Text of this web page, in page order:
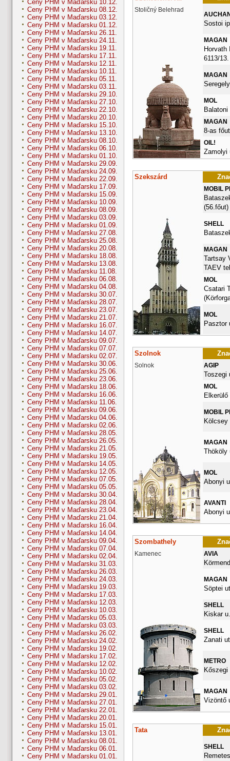
Ceny PHM v Maďarsku 10.12.
Ceny PHM v Maďarsku 08.12.
Ceny PHM v Maďarsku 03.12.
Ceny PHM v Maďarsku 01.12.
Ceny PHM v Maďarsku 26.11.
Ceny PHM v Maďarsku 24.11.
Ceny PHM v Maďarsku 19.11.
Ceny PHM v Maďarsku 17.11.
Ceny PHM v Maďarsku 12.11.
Ceny PHM v Maďarsku 10.11.
Ceny PHM v Maďarsku 05.11.
Ceny PHM v Maďarsku 03.11.
Ceny PHM v Maďarsku 29.10.
Ceny PHM v Maďarsku 27.10.
Ceny PHM v Maďarsku 22.10.
Ceny PHM v Maďarsku 20.10.
Ceny PHM v Maďarsku 15.10.
Ceny PHM v Maďarsku 13.10.
Ceny PHM v Maďarsku 08.10.
Ceny PHM v Maďarsku 06.10.
Ceny PHM v Maďarsku 01.10.
Ceny PHM v Maďarsku 29.09.
Ceny PHM v Maďarsku 24.09.
Ceny PHM v Maďarsku 22.09.
Ceny PHM v Maďarsku 17.09.
Ceny PHM v Maďarsku 15.09.
Ceny PHM v Maďarsku 10.09.
Ceny PHM v Maďarsku 08.09.
Ceny PHM v Maďarsku 03.09.
Ceny PHM v Maďarsku 01.09.
Ceny PHM v Maďarsku 27.08.
Ceny PHM v Maďarsku 25.08.
Ceny PHM v Maďarsku 20.08.
Ceny PHM v Maďarsku 18.08.
Ceny PHM v Maďarsku 13.08.
Ceny PHM v Maďarsku 11.08.
Ceny PHM v Maďarsku 06.08.
Ceny PHM v Maďarsku 04.08.
Ceny PHM v Maďarsku 30.07.
Ceny PHM v Maďarsku 28.07.
Ceny PHM v Maďarsku 23.07.
Ceny PHM v Maďarsku 21.07.
Ceny PHM v Maďarsku 16.07.
Ceny PHM v Maďarsku 14.07.
Ceny PHM v Maďarsku 09.07.
Ceny PHM v Maďarsku 07.07.
Ceny PHM v Maďarsku 02.07.
Ceny PHM v Maďarsku 30.06.
Ceny PHM v Maďarsku 25.06.
Ceny PHM v Maďarsku 23.06.
Ceny PHM v Maďarsku 18.06.
Ceny PHM v Maďarsku 16.06.
Ceny PHM v Maďarsku 11.06.
Ceny PHM v Maďarsku 09.06.
Ceny PHM v Maďarsku 04.06.
Ceny PHM v Maďarsku 02.06.
Ceny PHM v Maďarsku 28.05.
Ceny PHM v Maďarsku 26.05.
Ceny PHM v Maďarsku 21.05.
Ceny PHM v Maďarsku 19.05.
Ceny PHM v Maďarsku 14.05.
Ceny PHM v Maďarsku 12.05.
Ceny PHM v Maďarsku 07.05.
Ceny PHM v Maďarsku 05.05.
Ceny PHM v Maďarsku 30.04.
Ceny PHM v Maďarsku 28.04.
Ceny PHM v Maďarsku 23.04.
Ceny PHM v Maďarsku 21.04.
Ceny PHM v Maďarsku 16.04.
Ceny PHM v Maďarsku 14.04.
Ceny PHM v Maďarsku 09.04.
Ceny PHM v Maďarsku 07.04.
Ceny PHM v Maďarsku 02.04.
Ceny PHM v Maďarsku 31.03.
Ceny PHM v Maďarsku 26.03.
Ceny PHM v Maďarsku 24.03.
Ceny PHM v Maďarsku 19.03.
Ceny PHM v Maďarsku 17.03.
Ceny PHM v Maďarsku 12.03.
Ceny PHM v Maďarsku 10.03.
Ceny PHM v Maďarsku 05.03.
Ceny PHM v Maďarsku 03.03.
Ceny PHM v Maďarsku 26.02.
Ceny PHM v Maďarsku 24.02.
Ceny PHM v Maďarsku 19.02.
Ceny PHM v Maďarsku 17.02.
Ceny PHM v Maďarsku 12.02.
Ceny PHM v Maďarsku 10.02.
Ceny PHM v Maďarsku 05.02.
Ceny PHM v Maďarsku 03.02.
Ceny PHM v Maďarsku 29.01.
Ceny PHM v Maďarsku 27.01.
Ceny PHM v Maďarsku 22.01.
Ceny PHM v Maďarsku 20.01.
Ceny PHM v Maďarsku 15.01.
Ceny PHM v Maďarsku 13.01.
Ceny PHM v Maďarsku 08.01.
Ceny PHM v Maďarsku 06.01.
Ceny PHM v Maďarsku 01.01.
Stoličný Belehrad
Sostoi
MAGAN
Horvath
6113/13.
MAGAN
MOL
Balatoni
MAGAN
8-as
OIL!
Zamolyi
Szekszárd
MOBIL
(56.főut)
SHELL
MAGAN
Tartsay
TAEV
MOL
Csatari
MOL
Pasztor
Szolnok
Solnok AGIP
Toszegi
MOL
Elkerülő
MOBIL
Kölcsey
MAGAN
Thököly
MOL
Abonyi
AVANTI
Abonyi
Szombathely
Kamenec AVIA
MAGAN
Söptei
SHELL
Kiskar
SHELL
Zanati
METRO
Kőszegi
MAGAN
Vizöntő
Tata
SHELL